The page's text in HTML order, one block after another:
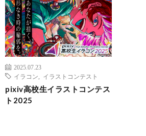
2025.07.23
イラコン
イラストコンテスト
pixiv高校生イラストコンテス
ト2025